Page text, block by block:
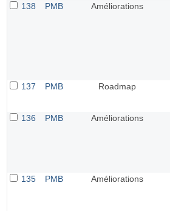
138
PMB Améliorations
137
PMB Roadmap
136
PMB Améliorations
135
PMB Améliorations